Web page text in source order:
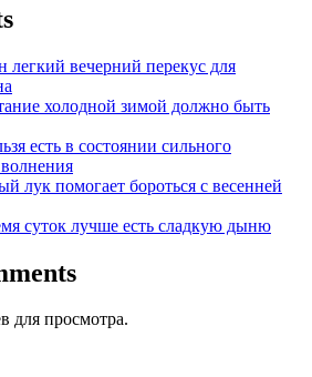
легкий вечерний перекус для
холодной зимой должно быть
есть в состоянии сильного
лук помогает бороться с весенней
суток лучше есть сладкую дыню
для просмотра.